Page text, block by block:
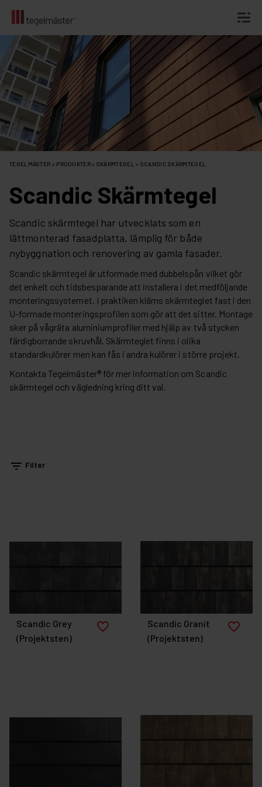
Fortsätt
till
innehållet
TEGELMÄSTER > PRODUKTER> SKÄRMTEGEL > SCANDIC SKÄRMTEGEL
Scandic Skärmtegel
Scandic skärmtegel har utvecklats som en
lättmonterad fasadplatta, lämplig för både
nybyggnation och renovering av gamla fasader.
Scandic skärmtegel är utformade med dubbelspån vilket gör
det enkelt och tidsbesparande att installera i det medföljande
monteringssystemet. I praktiken kläms skärmteglet fast i den
U-formade monteringsprofilen som gör att det sitter. Montage
sker på vågräta aluminiumprofiler med hjälp av två stycken
färdigborrande skruvhål. Skärmteglet finns i olika
standardkulörer men kan fås i andra kulörer i större projekt.
Kontakta Tegelmäster® för mer information om Scandic
skärmtegel och vägledning kring ditt val.
filter_list Filter
favorite_border
Scandic Grey
(Projektsten)
favorite_border
Scandic Granit
(Projektsten)